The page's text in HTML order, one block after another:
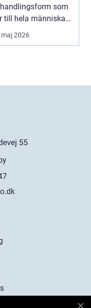
som
till hela människan.
för att f...
2026